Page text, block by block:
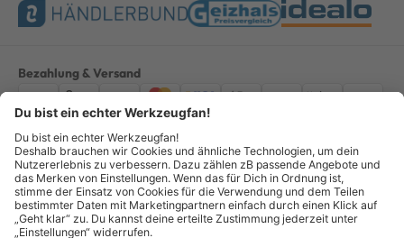
Bezahlung & Versand
ImpressumAGBDatenschutzWiderruf Vertrag widerrufen
Alle Preise verstehen sich inkl. ges. MwSt. *Kostenloser Versand innerhalb
Deutschlands, bei Bestellungen ab 100,00 Euro.
© Copyright 2026 GOTOOLS GmbH - Alle Rechte vorbehalten. powered by